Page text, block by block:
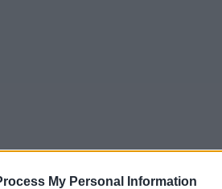
My Personal Information